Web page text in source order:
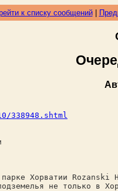
к списку сообщений|
338948.shtml
парке Хорватии
не только в